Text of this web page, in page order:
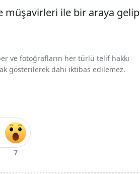
müşavirleri ile bir araya gelip
ve fotoğrafların her türlü telif hakkı
gösterilerek dahi iktibas edilemez.